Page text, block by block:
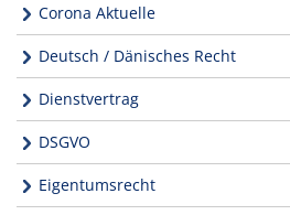
Corona Aktuelle
Deutsch / Dänisches Recht
Dienstvertrag
DSGVO
Eigentumsrecht